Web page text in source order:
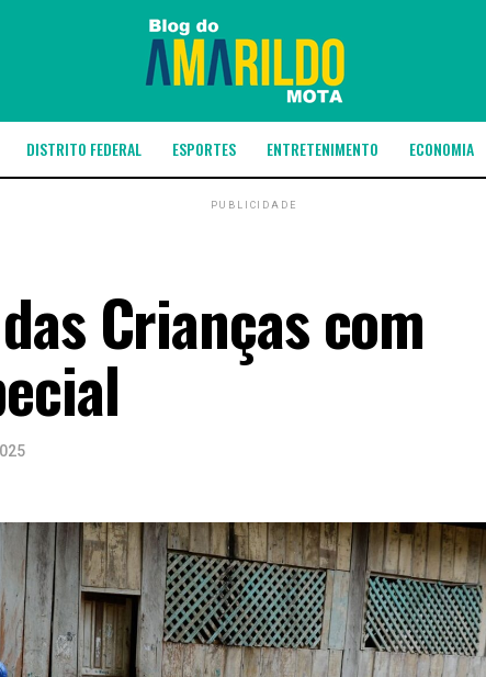
DISTRITO FEDERAL ESPORTES ENTRETENIMENTO ECONOMIA
PUBLICIDADE
Crianças com